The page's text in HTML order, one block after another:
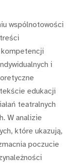
wspólnotowości
i
edukacji
teatralnych
W analizie
które ukazują,
poczucie